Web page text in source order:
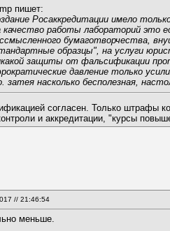
пишет:
Росаккредитации имело
качество работы лабораторий это
бумаготворчества,
образцы", на услуги
защиты от фальсификации
давление только
затея насколько бесполезная,
согласен. Только штрафы
и аккредитации, "курсы
// 21:46:54
меньше.